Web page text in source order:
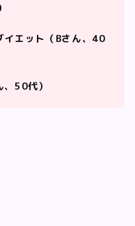
エット（Bさん、40
50代）